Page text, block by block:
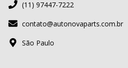
(11) 97447-7222
contato@autonovaparts.com.br
São Paulo